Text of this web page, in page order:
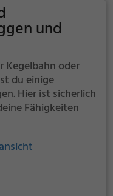
und
Kegelbahn oder
du einige
Hier ist sicherlich
Fähigkeiten